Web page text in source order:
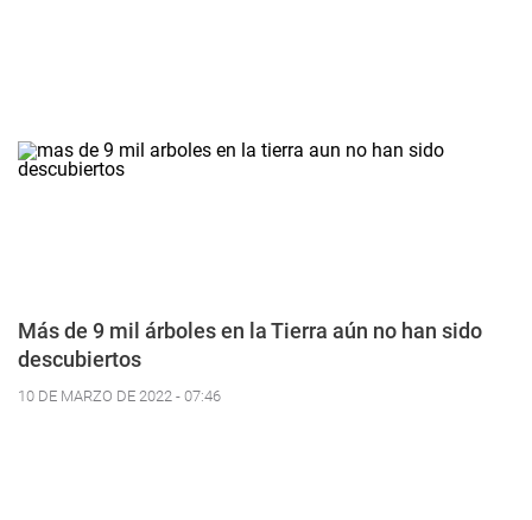
Más de 9 mil árboles en la Tierra aún no han sido
descubiertos
10 DE MARZO DE 2022 - 07:46